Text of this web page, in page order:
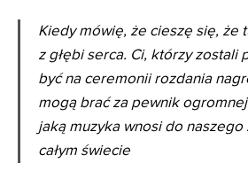
Kiedy mówię, że cieszę się, że
z głębi serca. Ci, którzy zostali
być na ceremonii rozdania
mogą brać za pewnik
jaką muzyka wnosi do naszego
całym świecie